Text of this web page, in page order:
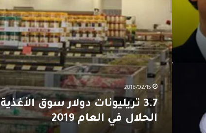
2016/02/15
3.7 تريليونات دولار سوق الأغذية
الحلال في العام 2019